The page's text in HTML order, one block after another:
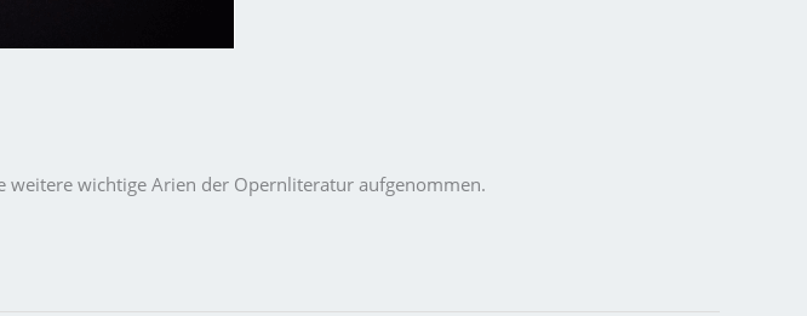
weitere wichtige Arien der Opernliteratur aufgenommen.